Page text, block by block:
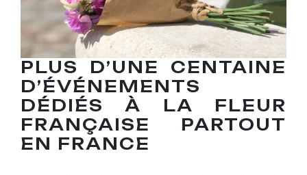
PLUS D’UNE CENTAINE
D’ÉVÉNEMENTS
DÉDIÉS À LA FLEUR
FRANÇAISE PARTOUT
EN FRANCE